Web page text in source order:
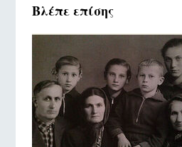
Βλέπε επίσης